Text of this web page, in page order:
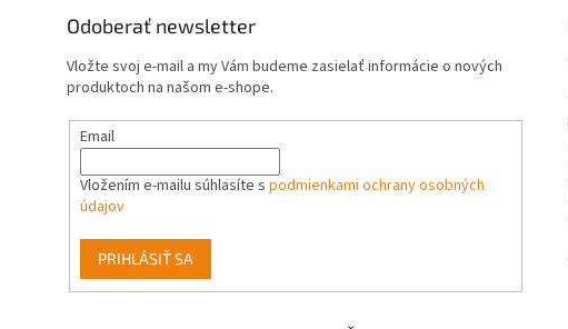
Odoberať newsletter
Vložte svoj e-mail a my Vám budeme zasielať informácie o nových
produktoch na našom e-shope.
Email
Vložením e-mailu súhlasíte s podmienkami ochrany osobných
údajov
PRIHLÁSIŤ SA